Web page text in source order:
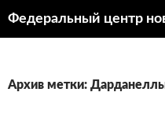
Федеральный центр
Архив метки: